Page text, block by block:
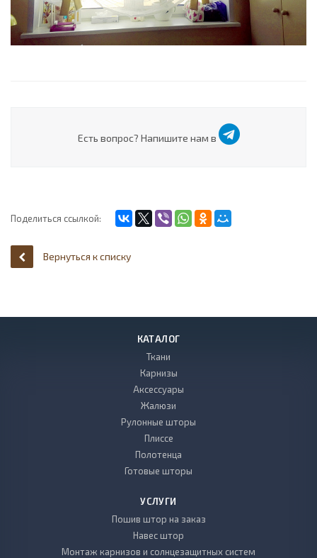
Есть вопрос? Напишите нам в
Поделиться ссылкой:
Вернуться к списку
КАТАЛОГ
Ткани
Карнизы
Аксессуары
Жалюзи
Рулонные шторы
Плиссе
Полотенца
Готовые шторы
УСЛУГИ
Пошив штор на заказ
Навес штор
Монтаж карнизов и солнцезащитных систем